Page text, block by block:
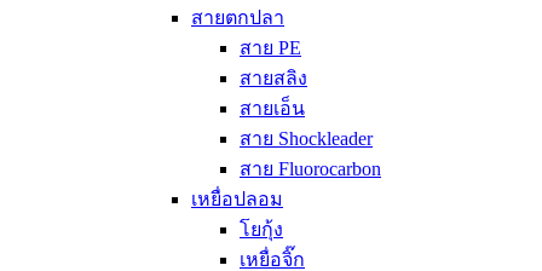
สายตกปลา
สาย PE
สายสลิง
สายเอ็น
สาย Shockleader
สาย Fluorocarbon
เหยื่อปลอม
โยกุ้ง
เหยื่อจิ๊ก